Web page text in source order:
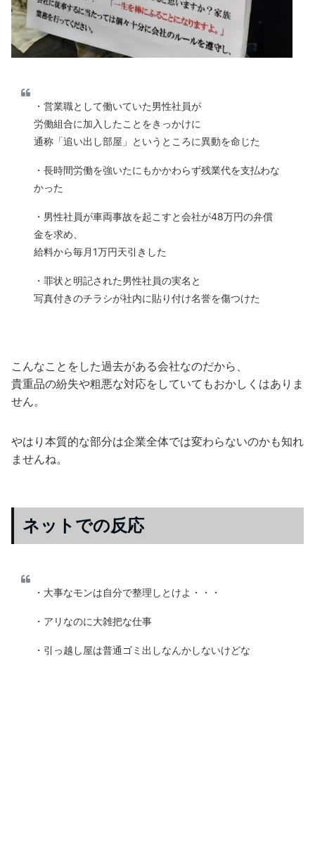
・営業職として働いていた男性社員が
労働組合に加入したことをきっかけに
通称「追い出し部屋」というところに異動を命じた
・長時間労働を強いたにもかかわらず残業代を支払わな
かった
・男性社員が車両事故を起こすと会社が48万円の弁償
金を求め、
給料から毎月1万円天引きした
・罪状と明記された男性社員の実名と
写真付きのチラシが社内に貼り付け名誉を傷つけた
こんなことをした過去がある会社なのだから、
貴重品の紛失や粗悪な対応をしていてもおかしくはありま
せん。
やはり本質的な部分は企業全体では変わらないのかも知れ
ませんね。
ネットでの反応
・大事なモンは自分で整理しとけよ・・・
・アリなのに大雑把な仕事
・引っ越し屋は普通ゴミ出しなんかしないけどな